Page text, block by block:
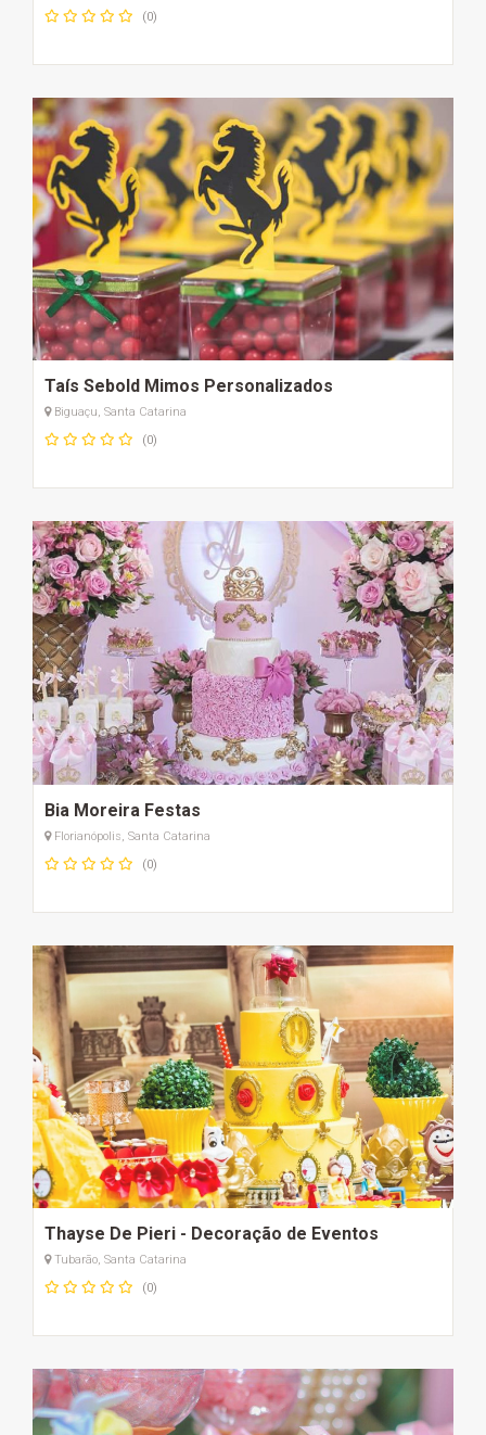
(0)
Taís Sebold Mimos Personalizados
Biguaçu, Santa Catarina
(0)
Bia Moreira Festas
Florianópolis, Santa Catarina
(0)
Thayse De Pieri - Decoração de Eventos
Tubarão, Santa Catarina
(0)